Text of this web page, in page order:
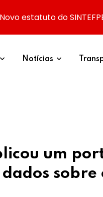
Notícias
um
Novo estatuto do